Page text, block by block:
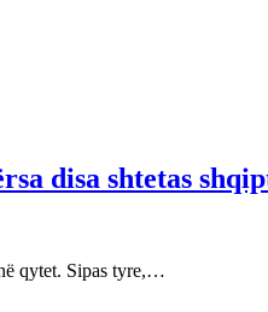
disa shtetas
qytet. Sipas tyre,…